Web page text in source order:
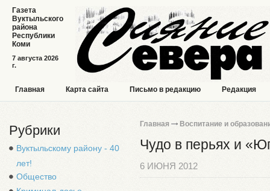
7 августа 2026
г.
Газета
Вуктыльского
района
Республики
Коми
Главная Карта сайта Письмо в редакцию Редакция
Рубрики
Вуктыльскому району - 40
лет!
Общество
Главная Воспитание и
Чудо в перьях и
6 ИЮНЯ 2012